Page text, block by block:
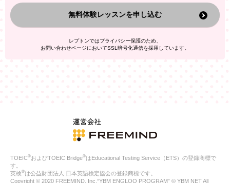
なお、この利用目的を超えた個人情報の取扱いは行いません。ま
た、これ以外の目的で個人情報を利用することはありません。
人情報を、本人が特定されないデータに不可逆変換した上で第三
者広告配信事業者においてマッチングを行い、その結果に基づい
ご本人の同意がある場合
法令に基づく場合
人の生命、身体または財産の保護のために必要がある場合であ
公衆衛生の向上または児童の健全な育成の推進のために特に必
合
無料体験レッスンを申し込む
レプトンではプライバシー保護のため、
お問い合わせページにおいてSSL暗号化通信を採用しています。
TOEIC®およびTOEIC Bridge®はEducational Testing Service（ETS）の登録商標で
す。
英検®は公益財団法人 日本英語検定協会の登録商標です。
Copyright © 2020 FREEMIND, Inc.“YBM ENGLOO PROGRAM” © YBM NET All